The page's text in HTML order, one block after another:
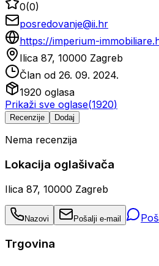
0(0)
posredovanje@ii.hr
https://imperium-
Ilica 87, 10000 Zagreb
Član od 26. 09. 2024.
1920 oglasa
Prikaži sve oglase(1920)
Recenzije Dodaj
Nema recenzija
Lokacija oglašivača
Ilica 87, 10000 Zagreb
Nazovi Pošalji e-mail
Trgovina